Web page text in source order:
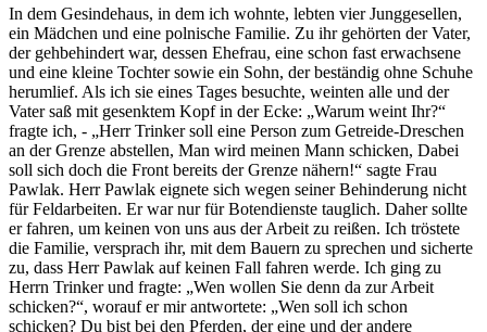
In dem Gesindehaus, in dem ich wohnte, lebten vier Junggesellen,
ein Mädchen und eine polnische Familie. Zu ihr gehörten der Vater,
der gehbehindert war, dessen Ehefrau, eine schon fast erwachsene
und eine kleine Tochter sowie ein Sohn, der beständig ohne Schuhe
herumlief. Als ich sie eines Tages besuchte, weinten alle und der
Vater saß mit gesenktem Kopf in der Ecke:
Warum weint Ihr?
fragte ich, -
Herr Trinker soll eine Person zum Getreide-Dreschen
an der Grenze abstellen, Man wird meinen Mann schicken, Dabei
soll sich doch die Front bereits der Grenze nähern!
sagte Frau
Pawlak. Herr Pawlak eignete sich wegen seiner Behinderung nicht
für Feldarbeiten. Er war nur für Botendienste tauglich. Daher sollte
er fahren, um keinen von uns aus der Arbeit zu reißen. Ich tröstete
die Familie, versprach ihr, mit dem Bauern zu sprechen und sicherte
zu, dass Herr Pawlak auf keinen Fall fahren werde. Ich ging zu
Herrn Trinker und fragte:
Wen wollen Sie denn da zur Arbeit
schicken? , worauf er mir antwortete:
Wen soll ich schon
schicken? Du bist bei den Pferden, der eine und der andere